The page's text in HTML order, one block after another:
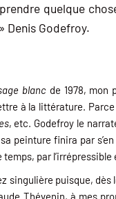
quelque
Denis Godefroy.
blanc de 1978, mon
à la littérature.
, etc. Godefroy le
peinture finira par
par
singulière puisque,
Thévenin, à mes